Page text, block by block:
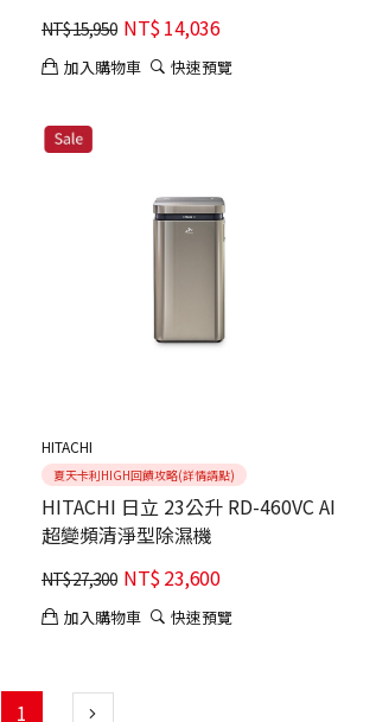
NT$15,950 NT$14,036
加入購物車 快速預覽
HITACHI
夏天卡利HIGH回饋攻略(詳情請點)
HITACHI 日立 23公升 RD-460VC AI
超變頻清淨型除濕機
NT$27,300 NT$23,600
加入購物車 快速預覽
1